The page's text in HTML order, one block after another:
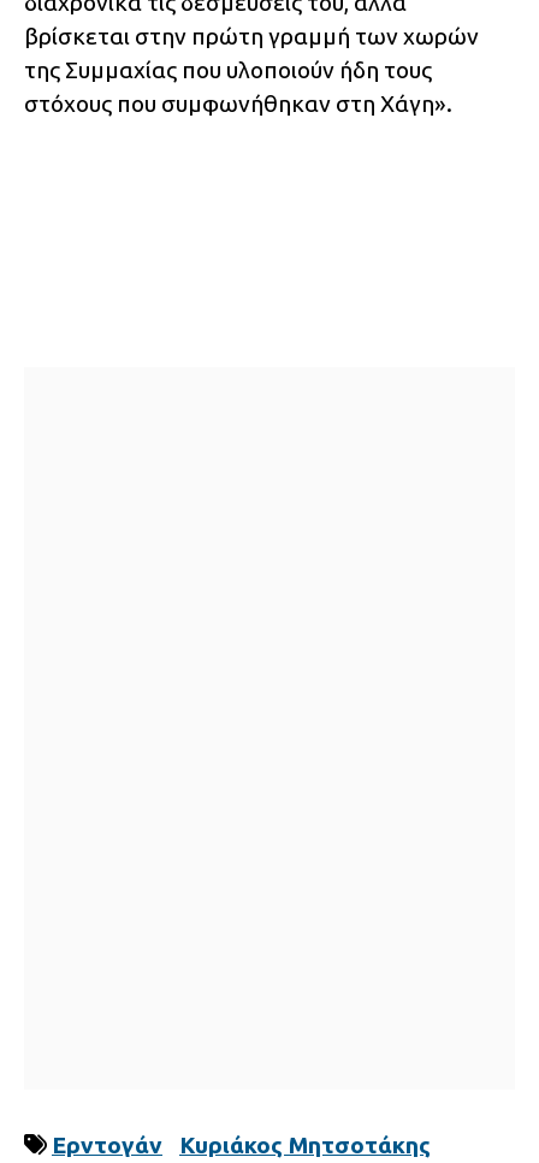
βρίσκεται στην πρώτη γραμμή των χωρών
της Συμμαχίας που υλοποιούν ήδη τους
στόχους που συμφωνήθηκαν στη Χάγη».
Ερντογάν
Κυριάκος Μητσοτάκης